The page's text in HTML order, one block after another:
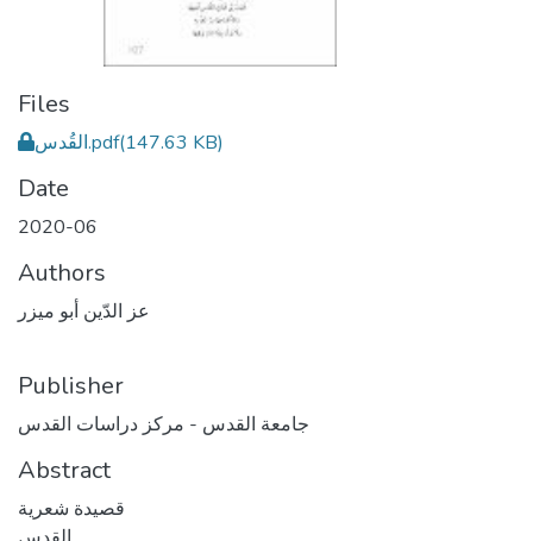
Files
القُدس.pdf(147.63 KB)
Date
2020-06
Authors
عز الدّين أبو ميزر
Publisher
جامعة القدس - مركز دراسات القدس
Abstract
قصيدة شعرية